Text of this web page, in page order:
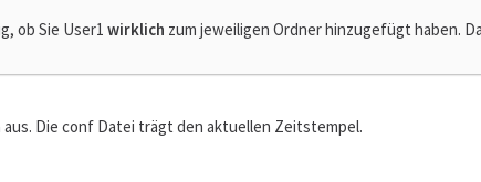
ob Sie User1 wirklich zum jeweiligen Ordner hinzugefügt haben.
aus. Die conf Datei trägt den aktuellen Zeitstempel.